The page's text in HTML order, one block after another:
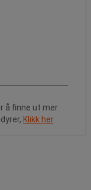
å finne ut mer
Klikk her.